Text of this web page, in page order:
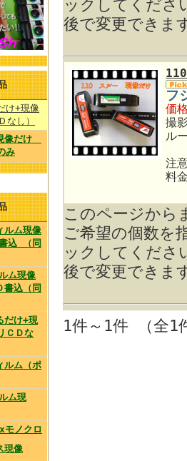
け+現像
なし）
像だけ
み
ム現像
込 （同
ム現像
書込（同
だけ+現
ＣＤな
ム（ポ
ム現
ノクロ
現像
ックしてくださ
後で変更できま
フ
価
撮
ル
注
料
このページから
ご希望の個数を
ックしてくださ
後で変更できま
1件～1件 （全1